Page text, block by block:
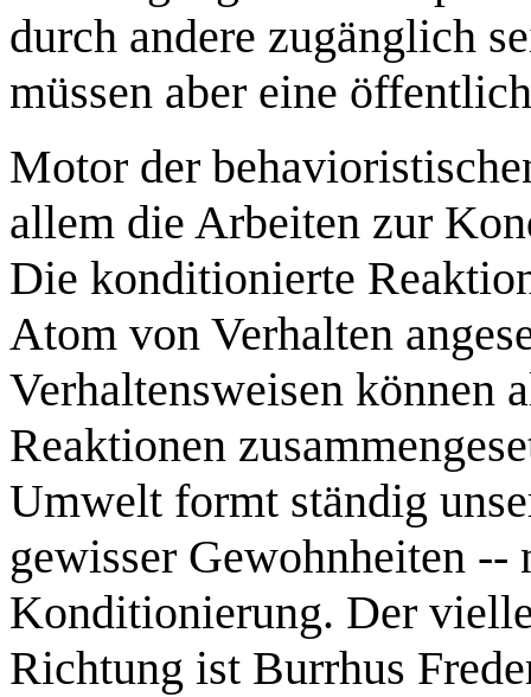
durch andere zugänglich
müssen aber eine
Motor der
allem die Arbeiten zur
Die konditionierte
Atom von Verhalten
Verhaltensweisen können
Reaktionen
Umwelt formt ständig
gewisser Gewohnheiten --
Konditionierung. Der
Richtung ist Burrhus